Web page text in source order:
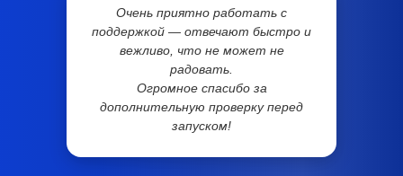
Очень приятно работать с
поддержкой — отвечают быстро и
вежливо, что не может не
радовать.
Огромное спасибо за
дополнительную проверку перед
запуском!